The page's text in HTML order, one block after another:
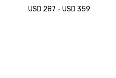
USD 287 - USD 359